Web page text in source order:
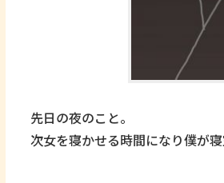
先日の夜のこと。
次女を寝かせる時間になり僕が